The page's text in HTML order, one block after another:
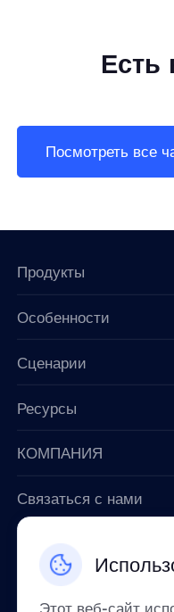
Есть
Посмотреть все
Этот веб-сайт
Продукты
Особенности
Сценарии
Ресурсы
КОМПАНИЯ
Связаться с нами